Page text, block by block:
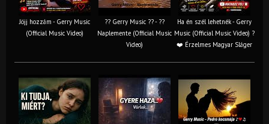
Jöjj hozzám - Gerry Music
(Official Music Video)
?? Gerry Music ?? - ??
Naplemente (Official Music
Video)
Ha én szél lehetnék - Gerry
Music (Official Music Video) ?️
❤️ Érzelmes Magyar Sláger